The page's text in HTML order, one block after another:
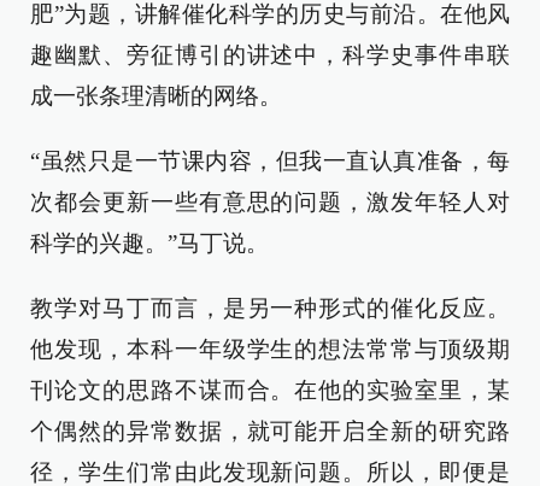
肥”为题，讲解催化科学的历史与前沿。在他风
趣幽默、旁征博引的讲述中，科学史事件串联
成一张条理清晰的网络。
“虽然只是一节课内容，但我一直认真准备，每
次都会更新一些有意思的问题，激发年轻人对
科学的兴趣。”马丁说。
教学对马丁而言，是另一种形式的催化反应。
他发现，本科一年级学生的想法常常与顶级期
刊论文的思路不谋而合。在他的实验室里，某
个偶然的异常数据，就可能开启全新的研究路
径，学生们常由此发现新问题。所以，即便是